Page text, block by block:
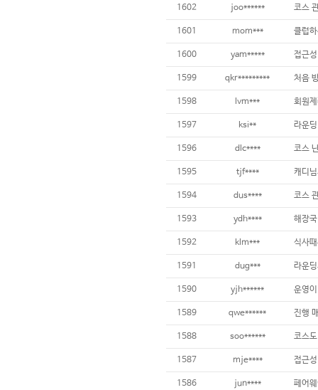
1602 joo******
1601 mom***
1600 yam*****
1599 qkr********* 처음
1598 lvm***
1597 ksi**
1596 dlc****
1595 tjf**** 캐디
1594 dus**** 코스
1593 ydh**** 해장
1592 klm***
1591 dug***
1590 yjh******
1589 qwe******
1588 soo******
1587 mje**** 접근
1586 jun****